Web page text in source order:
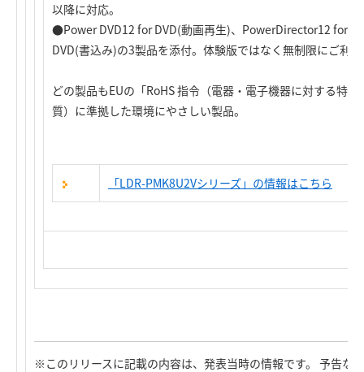
以降に対応。
●Power DVD12 for DVD(動画再生)、PowerDirector12 for
DVD(書込み)の3製品を添付。体験版ではなく無制限にご利
どの製品もEUの「RoHS 指令（電器・電子機器に対する特
質）に準拠した環境にやさしい製品。
「LDR-PMK8U2Vシリーズ」の情報はこちら
※このリリースに記載の内容は、発表当時の情報です。 予告な